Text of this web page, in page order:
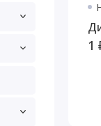
1